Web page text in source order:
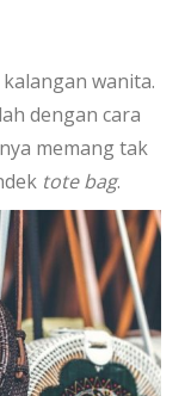
wanita.
dengan cara
memang tak
tote bag.